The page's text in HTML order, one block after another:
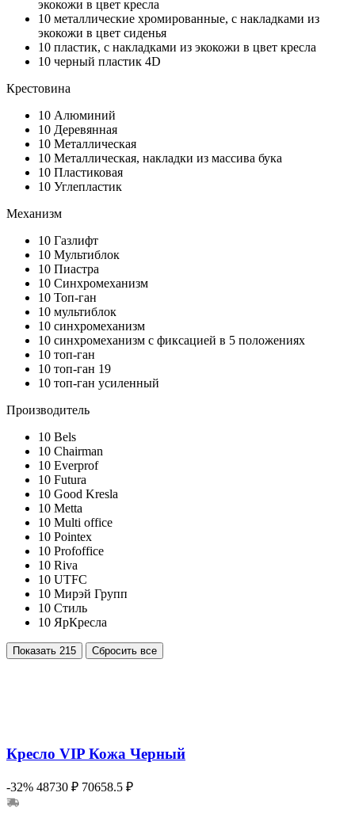
экокожи в цвет кресла
10 металлические хромированные, с накладками из
экокожи в цвет сиденья
10 пластик, с накладками из экокожи в цвет кресла
10 черный пластик 4D
Крестовина
10 Алюминий
10 Деревянная
10 Металлическая
10 Металлическая, накладки из массива бука
10 Пластиковая
10 Углепластик
Механизм
10 Газлифт
10 Мультиблок
10 Пиастра
10 Синхромеханизм
10 Топ-ган
10 мультиблок
10 синхромеханизм
10 синхромеханизм с фиксацией в 5 положениях
10 топ-ган
10 топ-ган 19
10 топ-ган усиленный
Производитель
10 Bels
10 Chairman
10 Everprof
10 Futura
10 Good Kresla
10 Metta
10 Multi office
10 Pointex
10 Profoffice
10 Riva
10 UTFC
10 Мирэй Групп
10 Стиль
10 ЯрКресла
Показать 215 Сбросить все
Кресло VIP Кожа Черный
-32% 48730 ₽ 70658.5 ₽